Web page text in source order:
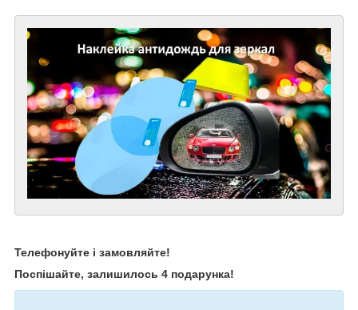
Телефонуйте і замовляйте!
Поспішайте, залишилось 4 подарунка!